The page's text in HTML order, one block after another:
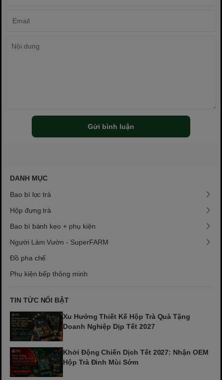
Gửi bình luận
DANH MỤC
Bao bì lọc trà
Hộp đựng trà
Bao bì bánh kẹo + phụ kiện
Người Làm Vườn - SuperFARM
Đồ pha chế
Phụ kiện bếp thông minh
TIN TỨC NỔI BẬT
Xu Hướng Thiết Kế Hộp Trà Quà Tặng
Doanh Nghiệp Dịp Tết 2027
Khởi Động Chiến Dịch Tết 2027: Nhận OEM
Hộp Trà Đinh Mùi Sớm